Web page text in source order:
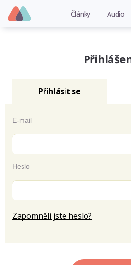
Články Audio
Přihlásit se
E-mail
Heslo
Zapomněli jste heslo?